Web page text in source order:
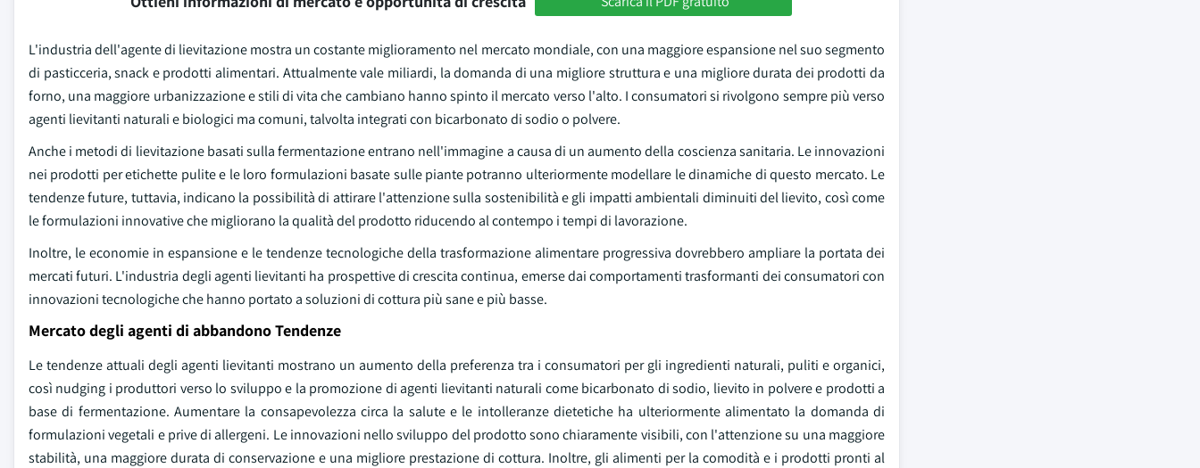
L'industria dell'agente di lievitazione mostra un costante miglioramento nel mercato mondiale, con una maggiore espansione nel suo segmento
di pasticceria, snack e prodotti alimentari. Attualmente vale miliardi, la domanda di una migliore struttura e una migliore durata dei prodotti da
forno, una maggiore urbanizzazione e stili di vita che cambiano hanno spinto il mercato verso l'alto. I consumatori si rivolgono sempre più verso
agenti lievitanti naturali e biologici ma comuni, talvolta integrati con bicarbonato di sodio o polvere.
Anche i metodi di lievitazione basati sulla fermentazione entrano nell'immagine a causa di un aumento della coscienza sanitaria. Le innovazioni
nei prodotti per etichette pulite e le loro formulazioni basate sulle piante potranno ulteriormente modellare le dinamiche di questo mercato. Le
tendenze future, tuttavia, indicano la possibilità di attirare l'attenzione sulla sostenibilità e gli impatti ambientali diminuiti del lievito, così come
le formulazioni innovative che migliorano la qualità del prodotto riducendo al contempo i tempi di lavorazione.
Inoltre, le economie in espansione e le tendenze tecnologiche della trasformazione alimentare progressiva dovrebbero ampliare la portata dei
mercati futuri. L'industria degli agenti lievitanti ha prospettive di crescita continua, emerse dai comportamenti trasformanti dei consumatori con
innovazioni tecnologiche che hanno portato a soluzioni di cottura più sane e più basse.
Mercato degli agenti di abbandono Tendenze
Le tendenze attuali degli agenti lievitanti mostrano un aumento della preferenza tra i consumatori per gli ingredienti naturali, puliti e organici,
così nudging i produttori verso lo sviluppo e la promozione di agenti lievitanti naturali come bicarbonato di sodio, lievito in polvere e prodotti a
base di fermentazione. Aumentare la consapevolezza circa la salute e le intolleranze dietetiche ha ulteriormente alimentato la domanda di
formulazioni vegetali e prive di allergeni. Le innovazioni nello sviluppo del prodotto sono chiaramente visibili, con l'attenzione su una maggiore
stabilità, una maggiore durata di conservazione e una migliore prestazione di cottura. Inoltre, gli alimenti per la comodità e i prodotti pronti al